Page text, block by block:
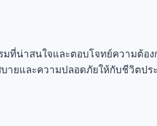
ที่น่าสนใจและตอบโจทย์ความต้อ
บายและความปลอดภัยให้กับชีวิต